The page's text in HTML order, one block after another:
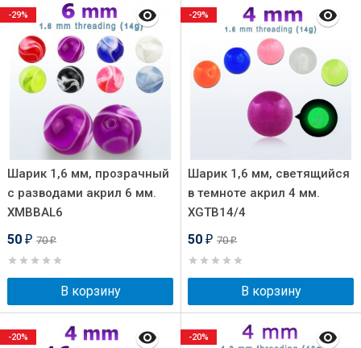
Шарик 1,6 мм, прозрачный
с разводами акрил 6 мм.
XMBBAL6
50 ₽ 70₽
В корзину
-29%
Шарик 1,6 мм, светящийся
в темноте акрил 4 мм.
XGTB14/4
50 ₽ 70₽
В корзину
-29%
-20% -20%